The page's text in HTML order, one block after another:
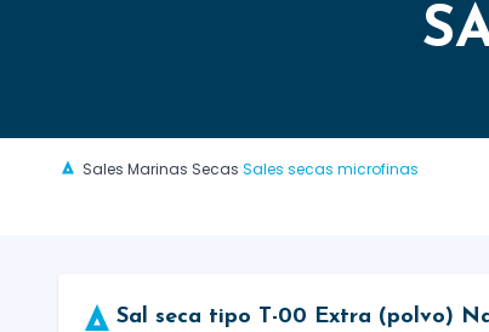
Sales Marinas Secas Sales secas microfinas
Sal seca tipo T-00 Extra (polvo)